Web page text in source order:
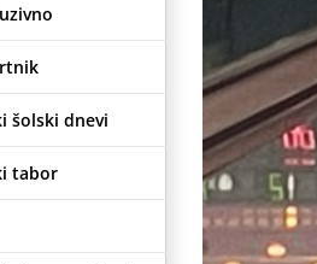
šolski dnevi
tabor